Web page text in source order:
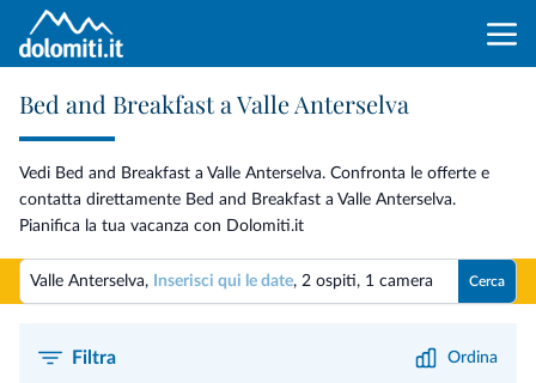
Bed and Breakfast a Valle Anterselva
Vedi Bed and Breakfast a Valle Anterselva. Confronta le offerte e
contatta direttamente Bed and Breakfast a Valle Anterselva.
Pianifica la tua vacanza con Dolomiti.it
Valle Anterselva, Inserisci qui le date, 2 ospiti, 1 camera Cerca
Filtra Ordina